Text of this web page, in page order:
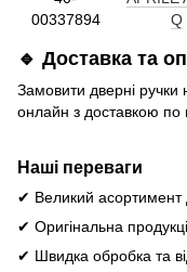
00337894
Q
🔹 Доставка та
Замовити дверні ручки
онлайн з доставкою по
Наші переваги
✔ Великий асортимент
✔ Оригінальна
✔ Швидка обробка та